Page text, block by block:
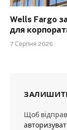
Wells Fargo
для
7 Серпня 2026
Щоб